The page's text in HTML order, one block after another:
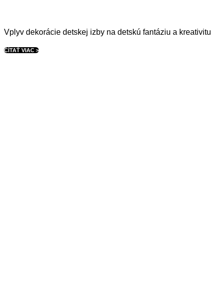
Vplyv dekorácie detskej izby na detskú fantáziu a kreativitu
ČÍTAŤ VIAC >